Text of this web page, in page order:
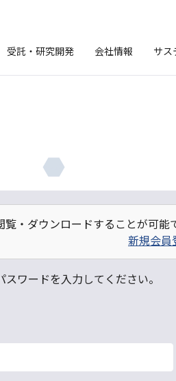
受託・研究開発 会社情報 サス
・ダウンロードすることが可能
新規会員
ワードを入力してください。